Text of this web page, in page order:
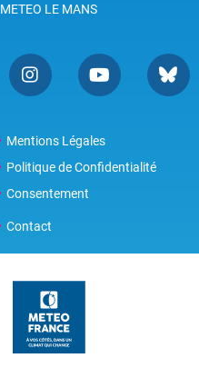
METEO LE MANS
Mentions Légales
Politique de Confidentialité
Consentement
Contact